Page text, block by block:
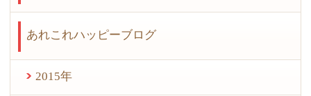
あれこれハッピーブログ
2015年